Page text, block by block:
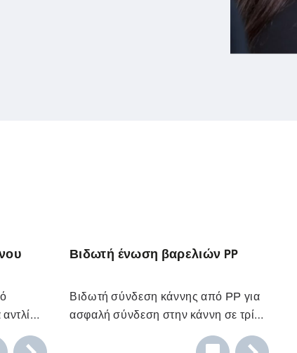
το
Βιδωτή ένωση βαρελιών PP
Βιδωτή σύνδεση κάννης από PP για
ασφαλή σύνδεση στην κάννη σε τρία
διαφορετικά μοντέλα σπειρώματος.
Οι σύνδεσμοι δοχείων καθιστούν το